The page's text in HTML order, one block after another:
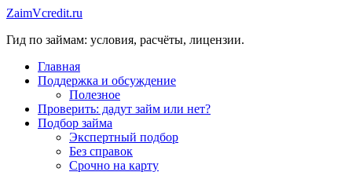
Перейти
содержимому
ZaimVcredit.ru
Гид по займам: условия, расчёты, лицензии.
Главная
Поддержка и обсуждение
Полезное
Проверить: дадут займ или нет?
Подбор займа
Экспертный подбор
Без справок
Срочно на карту